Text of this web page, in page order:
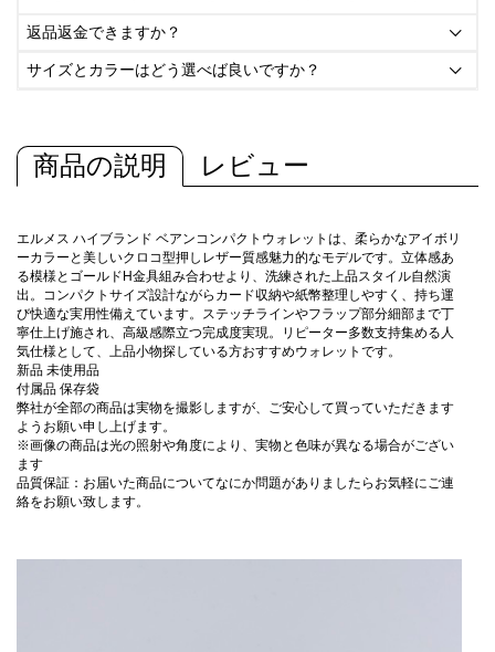
返品返金できますか？ 
サイズとカラーはどう選べば良いですか？ 
商品の説明 レビュー
エルメス ハイブランド ベアンコンパクトウォレットは、柔らかなアイボリ
ーカラーと美しいクロコ型押しレザー質感魅力的なモデルです。立体感あ
る模様とゴールドH金具組み合わせより、洗練された上品スタイル自然演
出。コンパクトサイズ設計ながらカード収納や紙幣整理しやすく、持ち運
び快適な実用性備えています。ステッチラインやフラップ部分細部まで丁
寧仕上げ施され、高級感際立つ完成度実現。リピーター多数支持集める人
気仕様として、上品小物探している方おすすめウォレットです。
新品 未使用品
付属品 保存袋
弊社が全部の商品は実物を撮影しますが、ご安心して買っていただきます
ようお願い申し上げます。
※画像の商品は光の照射や角度により、実物と色味が異なる場合がござい
ます
品質保証：お届いた商品についてなにか問題がありましたらお気軽にご連
絡をお願い致します。